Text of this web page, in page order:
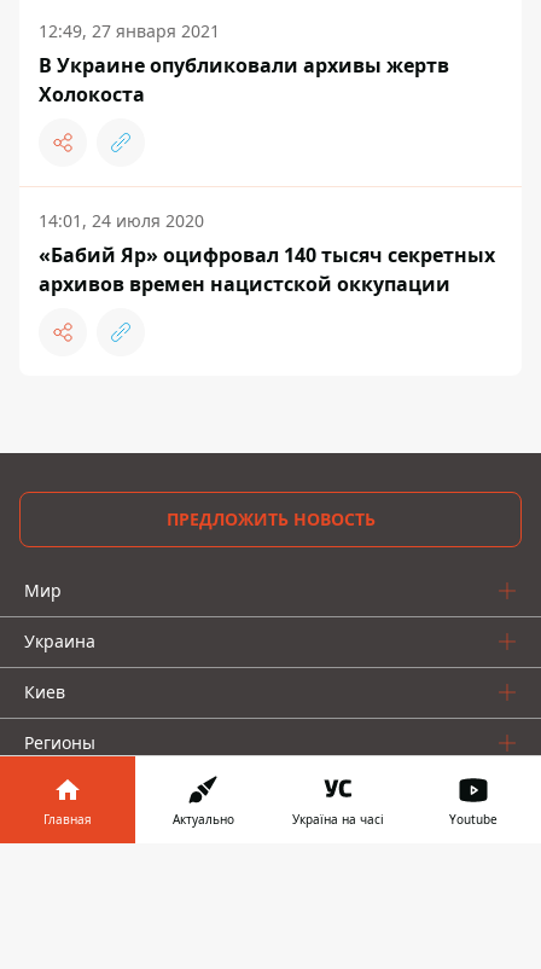
12:49, 27 января 2021
В Украине опубликовали архивы жертв
Холокоста
14:01, 24 июля 2020
«Бабий Яр» оцифровал 140 тысяч секретных
архивов времен нацистской оккупации
ПРЕДЛОЖИТЬ НОВОСТЬ
Мир
Украина
Киев
Регионы
Деньги
Шоу-биз
Главная Актуально Україна на часі Youtube